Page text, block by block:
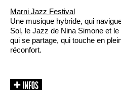
Marni Jazz Festival
Une musique hybride, qui
Sol, le Jazz de Nina Simone et
qui se partage, qui touche en
réconfort.